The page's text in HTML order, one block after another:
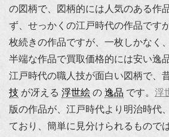
の図柄で、図柄的には人気のある作
ず、せっかくの江戸時代の作品です
枚続きの作品ですが、一枚しかなく、
半端な作品で買取価格的には安い逸
江戸時代の職人技が面白い図柄で、
技 が冴える 浮世絵 の 逸品 です。 浮
版の作品が、江戸時代より明治時代
ており、簡単に見分けられるもので